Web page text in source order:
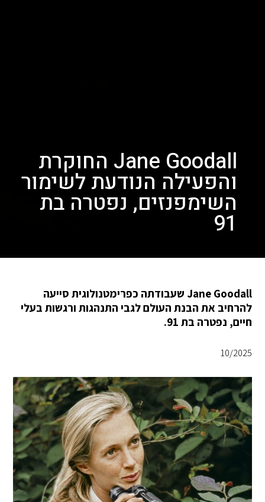
Jane Goodall החוקרת
והפעילה הנודעת לשימור
השימפנזים, נפטרה בת
91
Jane Goodall שעבודתה כפרימטנולוגית סייעה
להרחיב את הבנת העולם לגבי התנהגות ורגשות בעלי
חיים, נפטרה בת 91.
10/2025